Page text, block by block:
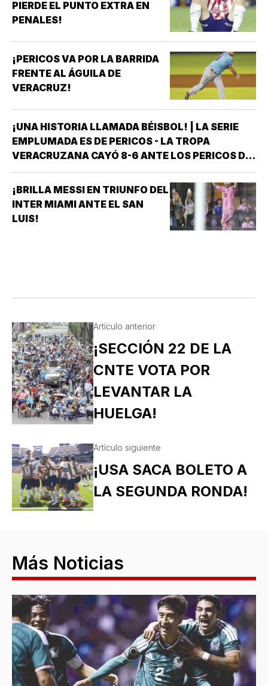
PIERDE EL PUNTO EXTRA EN
PENALES!
¡PERICOS VA POR LA BARRIDA
FRENTE AL ÁGUILA DE
VERACRUZ!
¡UNA HISTORIA LLAMADA BÉISBOL! | LA SERIE
EMPLUMADA ES DE PERICOS - LA TROPA
VERACRUZANA CAYÓ 8-6 ANTE LOS PERICOS DE
PUEBLA EN EL SEGUNDO JUEGO DE LA ÚLTIMA
SERIE DE LA TEMPORADA REGULAR EN EL
ESTADIO HERMANOS SERDÁN, CON LO QUE LOS
POBLANOS…
¡BRILLA MESSI EN TRIUNFO DEL
INTER MIAMI ANTE EL SAN
LUIS!
Artículo anterior
¡SECCIÓN 22 DE LA
CNTE VOTA POR
LEVANTAR LA
HUELGA!
Artículo siguiente
¡USA SACA BOLETO A
LA SEGUNDA RONDA!
Más Noticias